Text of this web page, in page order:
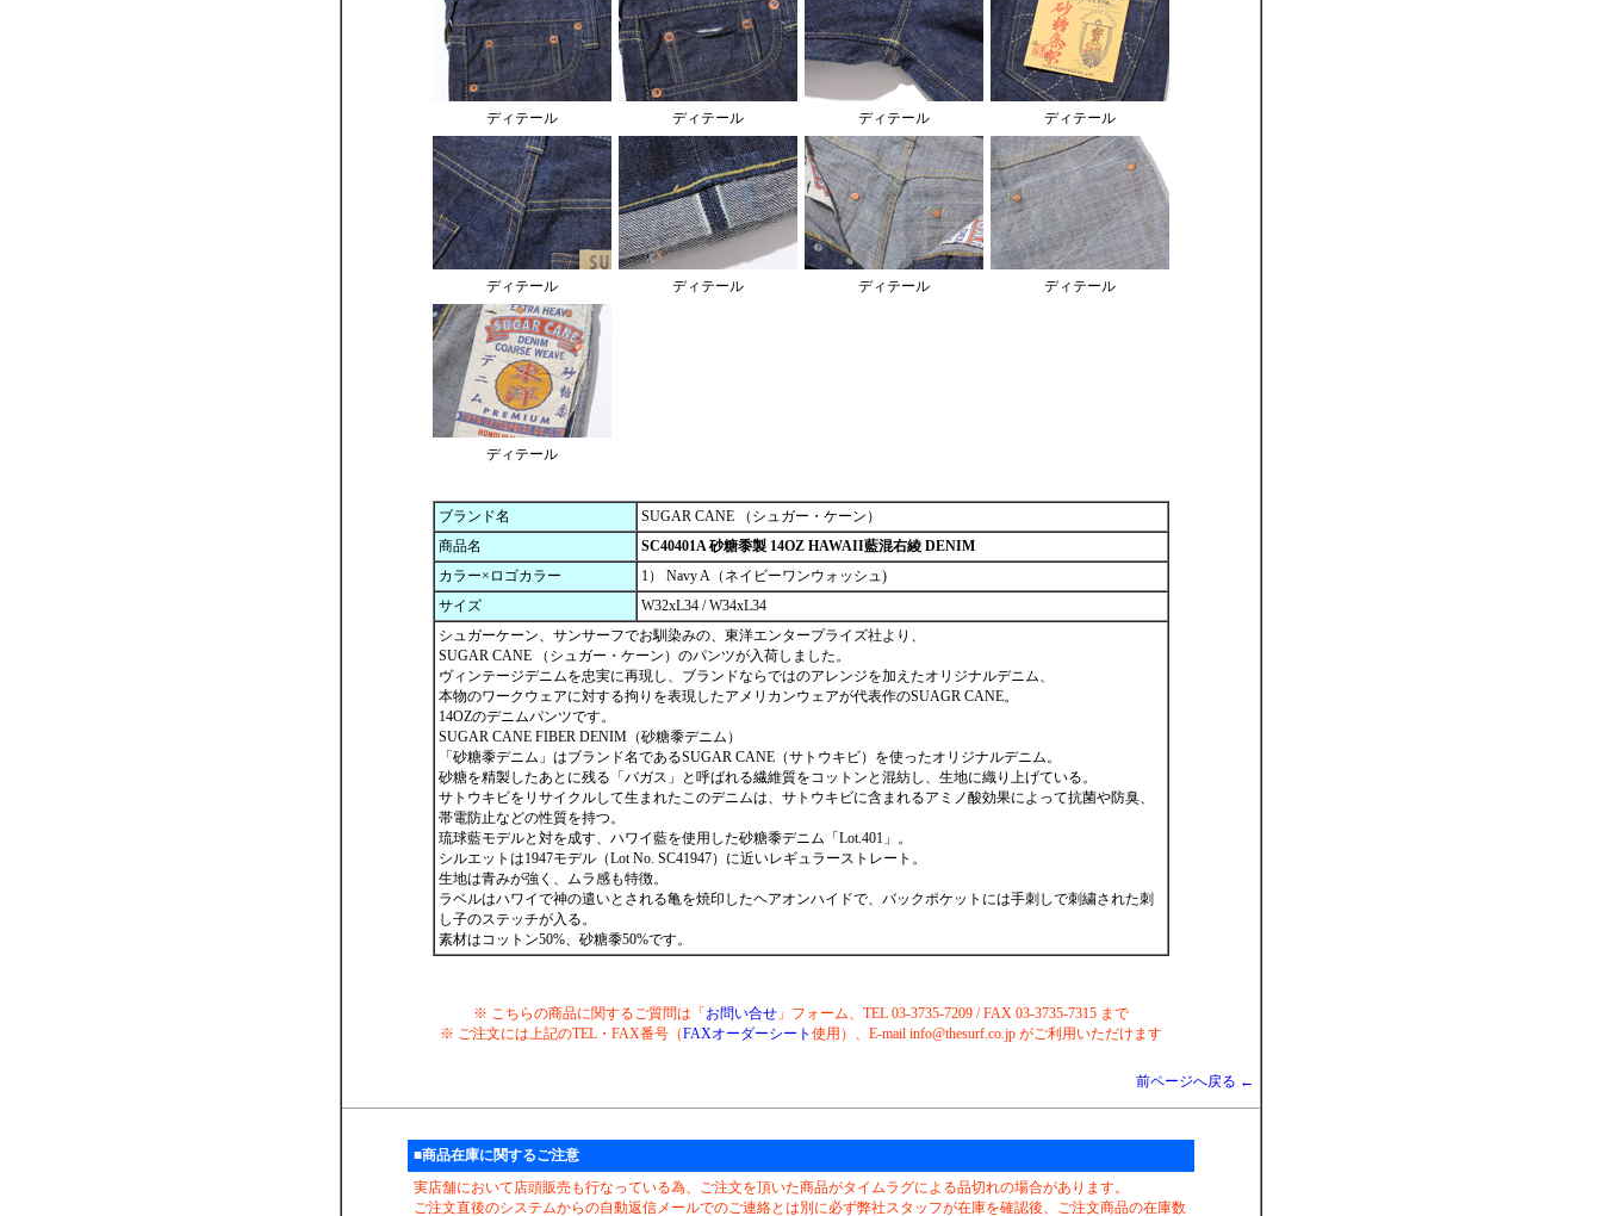
ディテール ディテール ディテール ディテール
ディテール ディテール ディテール ディテール
ディテール
ブランド名
SUGAR CANE （シュガー・ケーン）
商品名
SC40401A 砂糖黍製 14OZ HAWAII藍混右綾 DENIM
カラー×ロゴカラー
1） Navy A（ネイビーワンウォッシュ)
サイズ
W32xL34 / W34xL34
シュガーケーン、サンサーフでお馴染みの、東洋エンタープライズ社より、
SUGAR CANE （シュガー・ケーン）のパンツが入荷しました。
ヴィンテージデニムを忠実に再現し、ブランドならではのアレンジを加えたオリジナルデニム、
本物のワークウェアに対する拘りを表現したアメリカンウェアが代表作のSUAGR CANE。
14OZのデニムパンツです。
SUGAR CANE FIBER DENIM（砂糖黍デニム）
「砂糖黍デニム」はブランド名であるSUGAR CANE（サトウキビ）を使ったオリジナルデニム。
砂糖を精製したあとに残る「バガス」と呼ばれる繊維質をコットンと混紡し、生地に織り上げている。
サトウキビをリサイクルして生まれたこのデニムは、サトウキビに含まれるアミノ酸効果によって抗菌や防臭、
帯電防止などの性質を持つ。
琉球藍モデルと対を成す、ハワイ藍を使用した砂糖黍デニム「Lot.401」。
シルエットは1947モデル（Lot No. SC41947）に近いレギュラーストレート。
生地は青みが強く、ムラ感も特徴。
ラベルはハワイで神の遣いとされる亀を焼印したヘアオンハイドで、バックポケットには手刺しで刺繍された刺
し子のステッチが入る。
素材はコットン50%、砂糖黍50%です。
※ こちらの商品に関するご質問は「 お問い合せ 」フォーム、TEL 03-3735-7209 / FAX 03-3735-7315 まで
※ ご注文には上記のTEL・FAX番号（FAXオーダーシート 使用）、E-mail info@thesurf.co.jp がご利用いただけます
前ページへ戻る ←
■商品在庫に関するご注意
実店舗において店頭販売も行なっている為、ご注文を頂いた商品がタイムラグによる品切れの場合があります。
ご注文直後のシステムからの自動返信メールでのご連絡とは別に必ず弊社スタッフが在庫を確認後、ご注文商品の在庫数